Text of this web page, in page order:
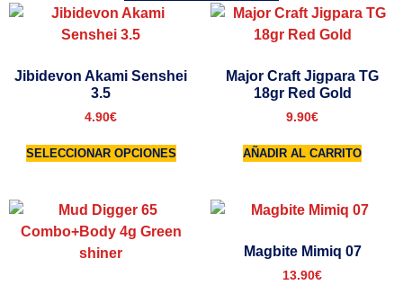
Jibidevon Akami Senshei
3.5
4.90€
SELECCIONAR OPCIONES
Major Craft Jigpara TG
18gr Red Gold
9.90€
AÑADIR AL CARRITO
Magbite Mimiq 07
13.90€